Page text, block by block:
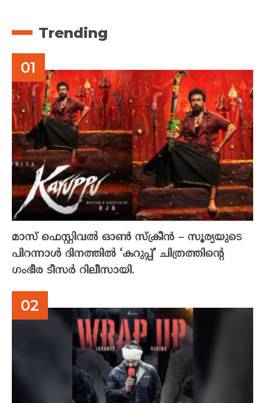
Trending
മാസ് ഫെസ്റ്റിവൽ ഓൺ സ്‌ക്രീൻ – സൂര്യയുടെ
പിറന്നാൾ ദിനത്തിൽ ‘കറുപ്പ്’ ചിത്രത്തിന്റെ
ഗംഭീര ടീസർ റിലീസായി.